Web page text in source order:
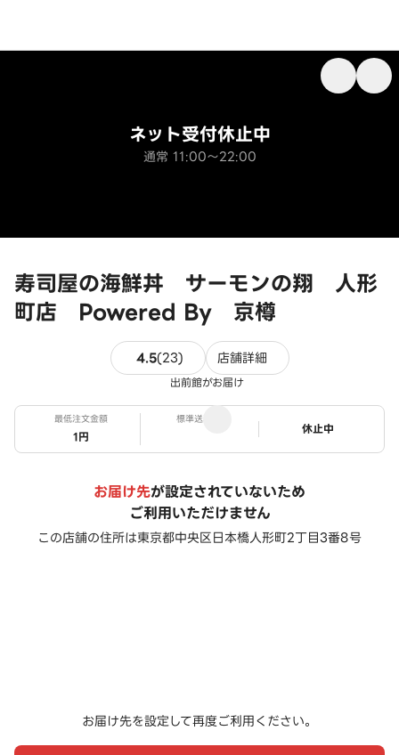
寿司屋の海鮮丼 サーモンの翔 人形
町店 Powered By 京樽
ネット受付休止中
通常 11:00～22:00
4.5(23)23件のレビュー
店舗詳細
出前館がお届け
最低注文金額
1円
標準送料
ステータス
休止中
お届け先が設定されていないため
ご利用いただけません
この店舗の住所は東京都中央区日本橋人形町2丁目3番8号
お届け先を設定して再度ご利用ください。